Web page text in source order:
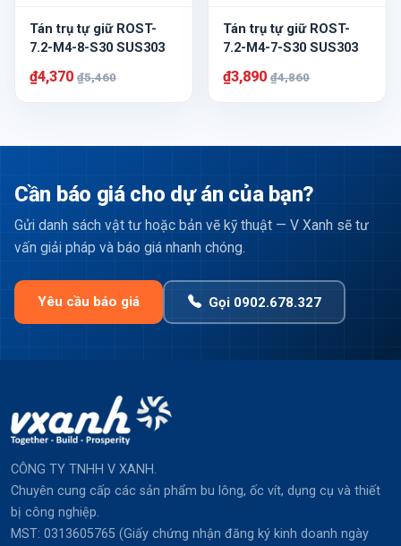
Tán trụ tự giữ ROST-
7.2-M4-8-S30 SUS303
₫4,370 ₫5,460
Tán trụ tự giữ ROST-
7.2-M4-7-S30 SUS303
₫3,890 ₫4,860
Cần báo giá cho dự án của bạn?
Gửi danh sách vật tư hoặc bản vẽ kỹ thuật — V Xanh sẽ tư
vấn giải pháp và báo giá nhanh chóng.
Yêu cầu báo giá Gọi 0902.678.327
CÔNG TY TNHH V XANH.
Chuyên cung cấp các sản phẩm bu lông, ốc vít, dụng cụ và thiết
bị công nghiệp.
MST: 0313605765 (Giấy chứng nhận đăng ký kinh doanh ngày